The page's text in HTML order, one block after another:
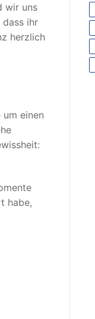
wir uns
dass ihr
herzlich
einen
habe,